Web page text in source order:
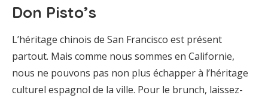
Don Pisto’s
L’héritage chinois de San Francisco est présent
partout. Mais comme nous sommes en Californie,
nous ne pouvons pas non plus échapper à l’héritage
culturel espagnol de la ville. Pour le brunch, laissez-